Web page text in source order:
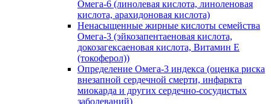
Омега-6 (линолевая кислота, линоленовая
кислота, арахидоновая кислота)
Ненасыщенные жирные кислоты семейства
Омега-3 (эйкозапентаеновая кислота,
докозагексаеновая кислота, Витамин E
(токоферол))
Определение Омега-3 индекса (оценка риска
внезапной сердечной смерти, инфаркта
миокарда и других сердечно-сосудистых
заболеваний)